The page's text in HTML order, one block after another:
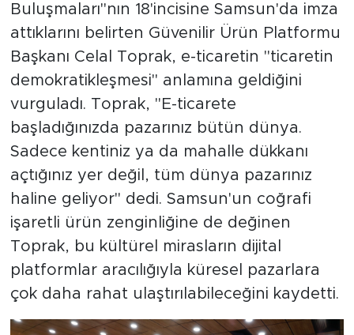
Buluşmaları"nın 18'incisine Samsun'da imza
attıklarını belirten Güvenilir Ürün Platformu
Başkanı Celal Toprak, e-ticaretin "ticaretin
demokratikleşmesi" anlamına geldiğini
vurguladı. Toprak, "E-ticarete
başladığınızda pazarınız bütün dünya.
Sadece kentiniz ya da mahalle dükkanı
açtığınız yer değil, tüm dünya pazarınız
haline geliyor" dedi. Samsun'un coğrafi
işaretli ürün zenginliğine de değinen
Toprak, bu kültürel mirasların dijital
platformlar aracılığıyla küresel pazarlara
çok daha rahat ulaştırılabileceğini kaydetti.